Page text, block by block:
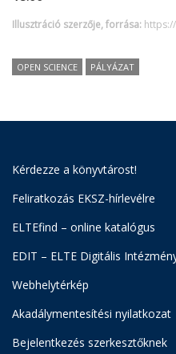
Illusztráció szerzője, forrása:
OPEN SCIENCE PÁLYÁZAT
Kérdezze a könyvtárost!
Feliratkozás EKSZ-hírlevélre
ELTEfind – online katalógus
EDIT – ELTE Digitális
Webhelytérkép
Akadálymentesítési nyilatkozat
Bejelentkezés szerkesztőknek